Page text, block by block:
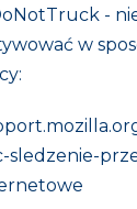
-
w
sledzenie-